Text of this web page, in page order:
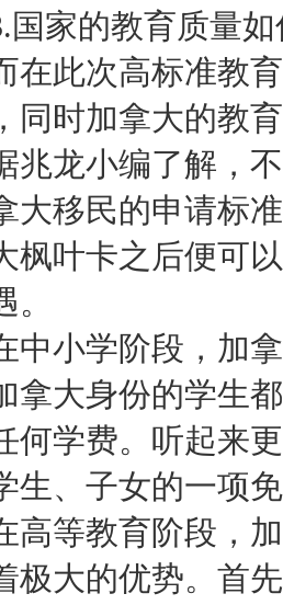
的教育质量如
此次高标准教育
同时加拿大的教
龙小编了解，不
大移民的申请标
枫叶卡之后便可
小学阶段，加拿
拿大身份的学生
何学费。听起来
生、子女的一项
等教育阶段，加
极大的优势。首